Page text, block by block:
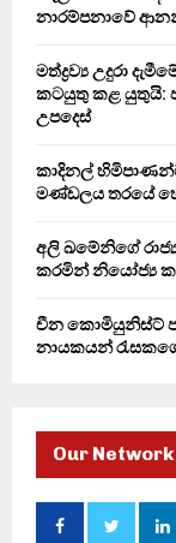
r
නාරම්පනාවේ
මත්ද්‍රව්‍ය උදුරා
කටයුතු කළ යුතුයි:
උපදෙස්
කාදිනල්
මණ්ඩලය තරයේ
අලි ඛමේනිගේ
කරමින් නියෝජ්‍ය
චීන කොමියුනිස්ට්
නායකයන්
Our